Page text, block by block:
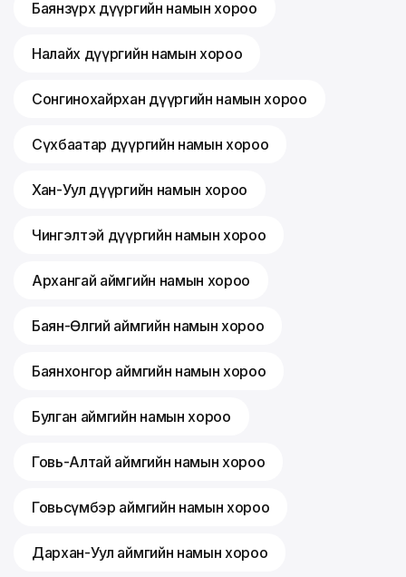
Баянзүрх дүүргийн намын хороо
Налайх дүүргийн намын хороо
Сонгинохайрхан дүүргийн намын хороо
Сүхбаатар дүүргийн намын хороо
Хан-Уул дүүргийн намын хороо
Чингэлтэй дүүргийн намын хороо
Архангай аймгийн намын хороо
Баян-Өлгий аймгийн намын хороо
Баянхонгор аймгийн намын хороо
Булган аймгийн намын хороо
Говь-Алтай аймгийн намын хороо
Говьсүмбэр аймгийн намын хороо
Дархан-Уул аймгийн намын хороо